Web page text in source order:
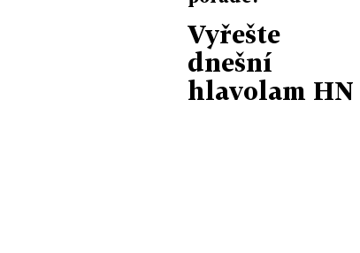
Vyřešte
dnešní
hlavolam HN